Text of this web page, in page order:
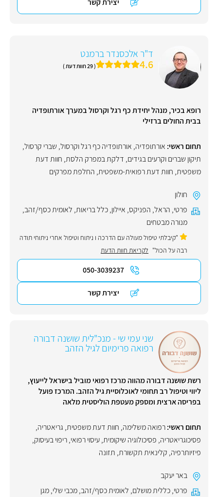
יצירת קשר
ד"ר אלכסנדר ברמנט
4.6 ( 29 חוות דעת )
רופא בכיר, מנהל יחידת כף רגל וקרסול במערך אורתופדיה
בבית החולים ברזילי
תחום ראשי: אורתופדיה, אורתופדיה כף רגל וקרסול, שברי קרסול,
תיקון שברים וקרעים בגידים, דלקת במפרק הלסת, חוות דעת
משפטית, חוות דעת רפואית-משפטית, החלפת מפרקים
חולון
פרטי, הראל, הפניקס, איילון,כלל בריאות, לאומית כסף/זהב,
מנורה מבטחים
"קיבלתי טיפול מעולה עם הדרכה ו ניתוח וטיפול אחרי ניתוחי תודה
רבה על הכול" לקריאת חוות הדעת
050-3039237
יצירת קשר
שני עמי שי - מנכ"לית שושנה דבורה
רפואה פרימיום לגיל הזהב
רשת שושנה דבורה מהווה מרכז רפואי מוביל בישראל לייעוץ,
ליווי וטיפול רב תחומי לאוכלוסיית גיל הזהב. המרכז פועל
בפריסה ארצית ומספק מעטפת הוליסטית מלאה
תחום ראשי:רפואה משלימה, חוות דעת משפטית, גריאטריה,
פסיכוגריאטריה, פסיכולוגיה שיקומית,עיסוי רפואי,ריפוי בעיסוק,
פיזיותרפיה, קלינאית תקשורת, תזונה
באר יעקב
פרטי,כללית מושלם, לאומית כסף/זהב,מכבי שלי,מגן